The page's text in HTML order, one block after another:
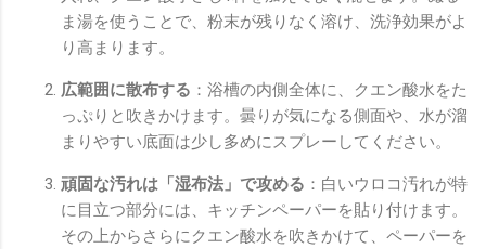
ま湯を使うことで、粉末が残りなく溶け、洗浄効果がよ
り高まります。
広範囲に散布する ：浴槽の内側全体に、クエン酸水をた
っぷりと吹きかけます。曇りが気になる側面や、水が溜
まりやすい底面は少し多めにスプレーしてください。
頑固な汚れは「湿布法」で攻める ：白いウロコ汚れが特
に目立つ部分には、キッチンペーパーを貼り付けます。
その上からさらにクエン酸水を吹きかけて、ペーパーを